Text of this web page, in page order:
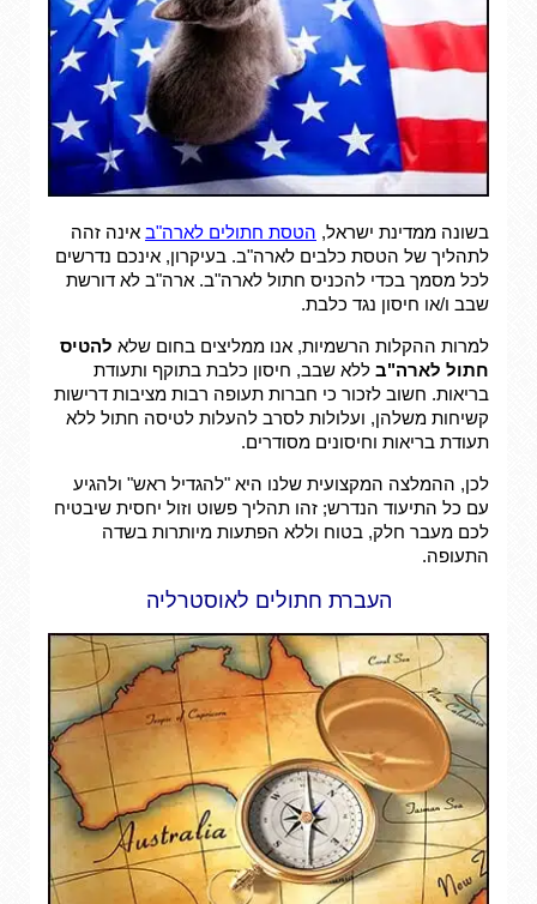
בשונה ממדינת ישראל, הטסת חתולים לארה"ב אינה זהה
לתהליך של הטסת כלבים לארה"ב. בעיקרון, אינכם נדרשים
לכל מסמך בכדי להכניס חתול לארה"ב. ארה"ב לא דורשת
שבב ו/או חיסון נגד כלבת.
למרות ההקלות הרשמיות, אנו ממליצים בחום שלא להטיס
חתול לארה"ב ללא שבב, חיסון כלבת בתוקף ותעודת
בריאות. חשוב לזכור כי חברות תעופה רבות מציבות דרישות
קשיחות משלהן, ועלולות לסרב להעלות לטיסה חתול ללא
תעודת בריאות וחיסונים מסודרים.
לכן, ההמלצה המקצועית שלנו היא "להגדיל ראש" ולהגיע
עם כל התיעוד הנדרש; זהו תהליך פשוט וזול יחסית שיבטיח
לכם מעבר חלק, בטוח וללא הפתעות מיותרות בשדה
התעופה.
העברת חתולים לאוסטרליה